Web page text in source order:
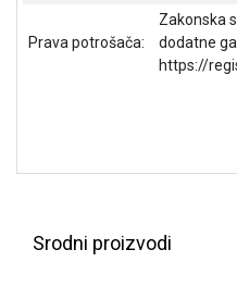
Prava potrošača:
Zakonska
dodatne
https://
Srodni proizvodi